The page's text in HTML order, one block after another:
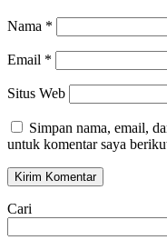
Nama *
Email *
Situs Web
Simpan nama, email,
untuk komentar saya
Cari